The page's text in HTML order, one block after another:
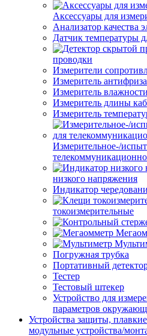
Аксессуары для
Анализатор качества
Датчик температуры
проводки
Измерители
Измеритель антифриза
Измеритель
Измеритель длины
Измеритель
Измерительное-/
низкого напряжения
Индикатор
токоизмерительные
Погружная трубка
Портативный детектор
Тестер
Тестовый штекер
Устройство для
параметров
Устройства защиты,
модульные устройства/